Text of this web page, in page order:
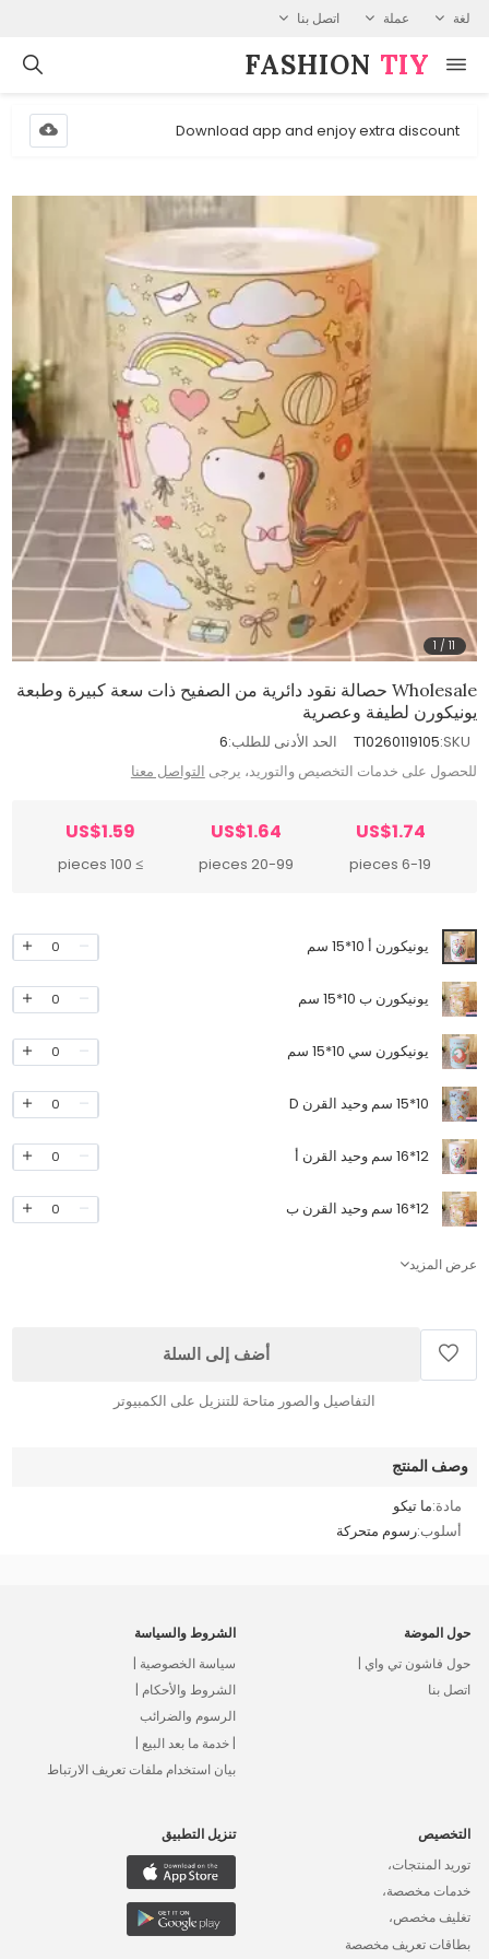
لغة عملة اتصل بنا
FASHION⁠ TIY
Download app and enjoy extra discount
1 /11
Wholesale حصالة نقود دائرية من الصفيح ذات سعة كبيرة وطبعة
يونيكورن لطيفة وعصرية
SKU:
T10260119105 الحد الأدنى للطلب:6
للحصول على خدمات التخصيص والتوريد، يرجى التواصل معنا
US$1.74
6-19 pieces
US$1.64
20-99 pieces
US$1.59
≥ 100 pieces
يونيكورن أ 10*15 سم 0
يونيكورن ب 10*15 سم 0
يونيكورن سي 10*15 سم 0
10*15 سم وحيد القرن D 0
12*16 سم وحيد القرن أ 0
12*16 سم وحيد القرن ب 0
عرض المزيد
أضف إلى السلة
التفاصيل والصور متاحة للتنزيل على الكمبيوتر
وصف المنتج
مادة:ما تيكو
أسلوب:رسوم متحركة
حول الموضة
حول فاشون تي واي |
اتصل بنا
الشروط والسياسة
سياسة الخصوصية |
الشروط والأحكام |
الرسوم والضرائب
| خدمة ما بعد البيع |
بيان استخدام ملفات تعريف الارتباط
التخصيص
توريد المنتجات،
خدمات مخصصة،
تغليف مخصص،
بطاقات تعريف مخصصة
تنزيل التطبيق